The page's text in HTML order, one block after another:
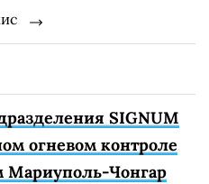
SIGNUM
огневом контроле
Мариуполь-Чонгар